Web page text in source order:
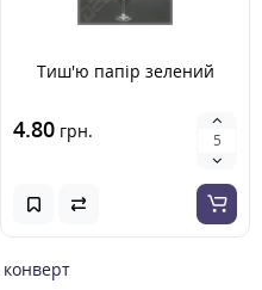
Тиш'ю папір зелений
4.80 грн.
конверт